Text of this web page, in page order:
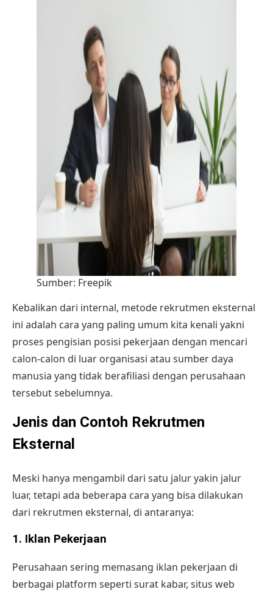
Sumber: Freepik
Kebalikan dari internal, metode rekrutmen eksternal
ini adalah cara yang paling umum kita kenali yakni
proses pengisian posisi pekerjaan dengan mencari
calon-calon di luar organisasi atau sumber daya
manusia yang tidak berafiliasi dengan perusahaan
tersebut sebelumnya.
Jenis dan Contoh Rekrutmen
Eksternal
Meski hanya mengambil dari satu jalur yakin jalur
luar, tetapi ada beberapa cara yang bisa dilakukan
dari rekrutmen eksternal, di antaranya:
1. Iklan Pekerjaan
Perusahaan sering memasang iklan pekerjaan di
berbagai platform seperti surat kabar, situs web